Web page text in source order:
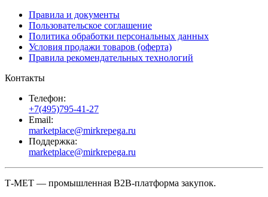
Правила и документы
Пользовательское соглашение
Политика обработки персональных данных
Условия продажи товаров (оферта)
Правила рекомендательных технологий
Контакты
Телефон:
+7(495)795-41-27
Email:
marketplace@mirkrepega.ru
Поддержка:
marketplace@mirkrepega.ru
Т-МЕТ — промышленная B2B-платформа закупок.